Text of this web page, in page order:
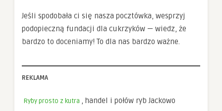
Jeśli spodobała ci się nasza pocztówka, wesprzyj
podopieczną fundacji dla cukrzyków — wiedz, że
bardzo to doceniamy! To dla nas bardzo ważne.
REKLAMA
Ryby prosto z kutra , handel i połów ryb Jackowo